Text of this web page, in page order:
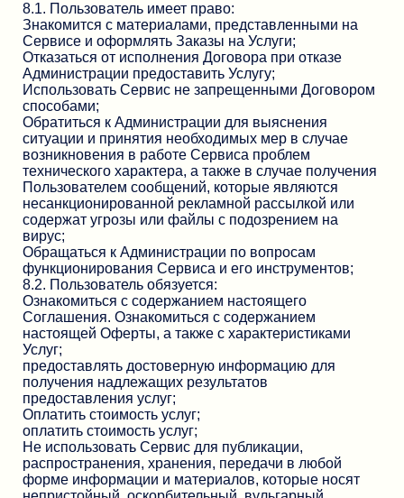
8.1. Пользователь имеет право:
Знакомится с материалами, представленными на
Сервисе и оформлять Заказы на Услуги;
Отказаться от исполнения Договора при отказе
Администрации предоставить Услугу;
Использовать Сервис не запрещенными Договором
способами;
Обратиться к Администрации для выяснения
ситуации и принятия необходимых мер в случае
возникновения в работе Сервиса проблем
технического характера, а также в случае получения
Пользователем сообщений, которые являются
несанкционированной рекламной рассылкой или
содержат угрозы или файлы с подозрением на
вирус;
Обращаться к Администрации по вопросам
функционирования Сервиса и его инструментов;
8.2. Пользователь обязуется:
Ознакомиться с содержанием настоящего
Соглашения. Ознакомиться с содержанием
настоящей Оферты, а также с характеристиками
Услуг;
предоставлять достоверную информацию для
получения надлежащих результатов
предоставления услуг;
Оплатить стоимость услуг;
оплатить стоимость услуг;
Не использовать Сервис для публикации,
распространения, хранения, передачи в любой
форме информации и материалов, которые носят